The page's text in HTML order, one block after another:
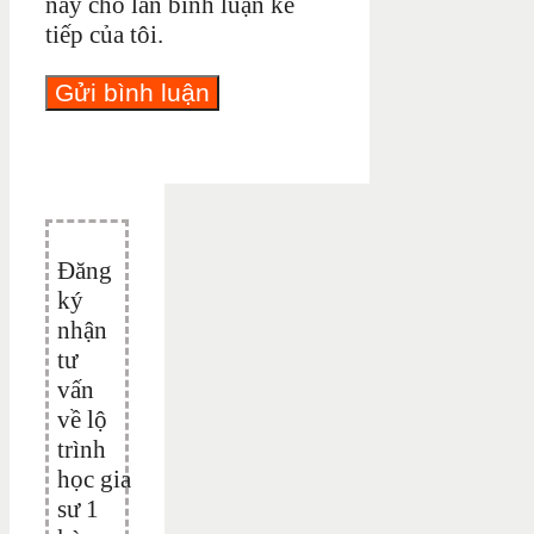
tiếp của tôi.
Đăng
ký
nhận
tư
vấn
về lộ
trình
học gia
sư 1